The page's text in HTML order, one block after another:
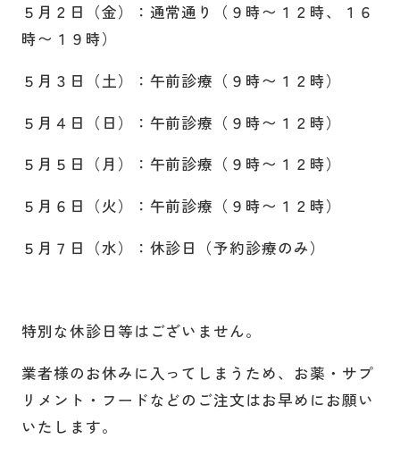
５月２日（金）：通常通り（９時〜１２時、１６
時〜１９時）
５月３日（土）：午前診療（９時〜１２時）
５月４日（日）：午前診療（９時〜１２時）
５月５日（月）：午前診療（９時〜１２時）
５月６日（火）：午前診療（９時〜１２時）
５月７日（水）：休診日（予約診療のみ）
特別な休診日等はございません。
業者様のお休みに入ってしまうため、お薬・サプ
リメント・フードなどのご注文はお早めにお願い
いたします。